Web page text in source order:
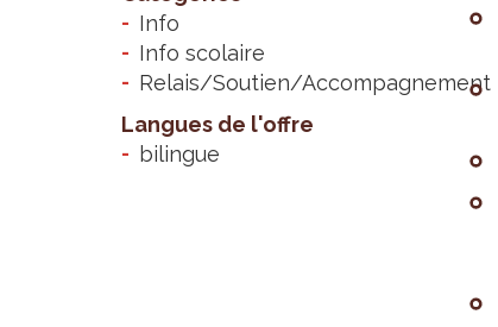
Info
Info scolaire
Relais/Soutien/Accompagnement
Langues de l'offre
bilingue